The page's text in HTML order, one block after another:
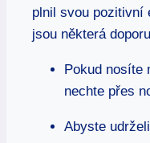
plnil svou pozitivní
jsou některá
Pokud nosíte
nechte přes
Abyste